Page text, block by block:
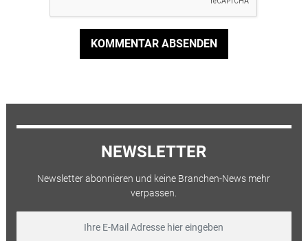
KOMMENTAR ABSENDEN
NEWSLETTER
Newsletter abonnieren und keine Branchen-News mehr
verpassen.